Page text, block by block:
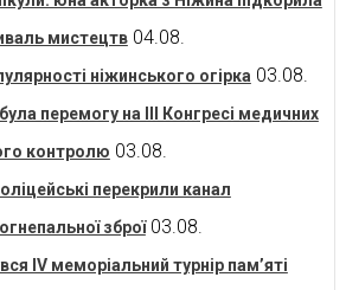
мистецтв 04.08.
ніжинського огірка 03.08.
перемогу на ІІІ Конгресі медичних
контролю 03.08.
перекрили канал
зброї 03.08.
IV меморіальний турнір пам’яті